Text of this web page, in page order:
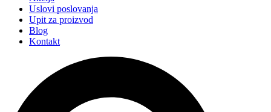
Uslovi poslovanja
Upit za proizvod
Blog
Kontakt